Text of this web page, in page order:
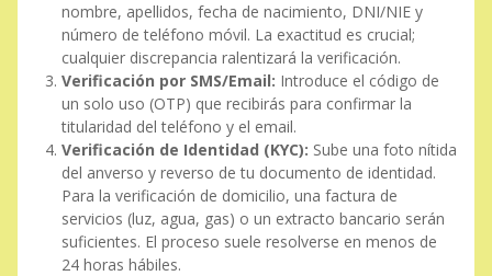
nombre, apellidos, fecha de nacimiento, DNI/NIE y
número de teléfono móvil. La exactitud es crucial;
cualquier discrepancia ralentizará la verificación.
Verificación por SMS/Email: Introduce el código de
un solo uso (OTP) que recibirás para confirmar la
titularidad del teléfono y el email.
Verificación de Identidad (KYC): Sube una foto nítida
del anverso y reverso de tu documento de identidad.
Para la verificación de domicilio, una factura de
servicios (luz, agua, gas) o un extracto bancario serán
suficientes. El proceso suele resolverse en menos de
24 horas hábiles.